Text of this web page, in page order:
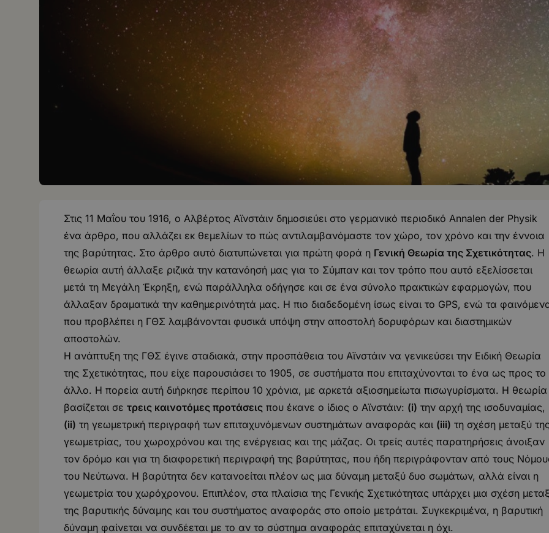
Στις 11 Μαΐου του 1916, ο Αλβέρτος Αϊνστάιν δημοσιεύει στο γερμανικό περιοδικό Annalen der Physik
ένα άρθρο, που αλλάζει εκ θεμελίων το πώς αντιλαμβανόμαστε τον χώρο, τον χρόνο και την έννοια
της βαρύτητας. Στο άρθρο αυτό διατυπώνεται για πρώτη φορά η Γενική Θεωρία της Σχετικότητας. Η
θεωρία αυτή άλλαξε ριζικά την κατανόησή μας για το Σύμπαν και τον τρόπο που αυτό εξελίσσεται
μετά τη Μεγάλη Έκρηξη, ενώ παράλληλα οδήγησε και σε ένα σύνολο πρακτικών εφαρμογών, που
άλλαξαν δραματικά την καθημερινότητά μας. Η πιο διαδεδομένη ίσως είναι το GPS, ενώ τα
που προβλέπει η ΓΘΣ λαμβάνονται φυσικά υπόψη στην αποστολή δορυφόρων και διαστημικών
αποστολών.
Η ανάπτυξη της ΓΘΣ έγινε σταδιακά, στην προσπάθεια του Αϊνστάιν να γενικεύσει την Ειδική Θεωρία
της Σχετικότητας, που είχε παρουσιάσει το 1905, σε συστήματα που επιταχύνονται το ένα ως προς το
άλλο. Η πορεία αυτή διήρκησε περίπου 10 χρόνια, με αρκετά αξιοσημείωτα πισωγυρίσματα. Η θεωρία
βασίζεται σε τρεις καινοτόμες προτάσεις που έκανε ο ίδιος ο Αϊνστάιν: (i) την αρχή της ισοδυναμίας,
(ii) τη γεωμετρική περιγραφή των επιταχυνόμενων συστημάτων αναφοράς και (iii) τη σχέση μεταξύ
γεωμετρίας, του χωροχρόνου και της ενέργειας και της μάζας. Οι τρείς αυτές παρατηρήσεις άνοιξαν
τον δρόμο και για τη διαφορετική περιγραφή της βαρύτητας, που ήδη περιγράφονταν από τους
του Νεύτωνα. Η βαρύτητα δεν κατανοείται πλέον ως μια δύναμη μεταξύ δυο σωμάτων, αλλά είναι η
γεωμετρία του χωρόχρονου. Επιπλέον, στα πλαίσια της Γενικής Σχετικότητας υπάρχει μια σχέση
της βαρυτικής δύναμης και του συστήματος αναφοράς στο οποίο μετράται. Συγκεκριμένα, η βαρυτική
δύναμη φαίνεται να συνδέεται με το αν το σύστημα αναφοράς επιταχύνεται η όχι.